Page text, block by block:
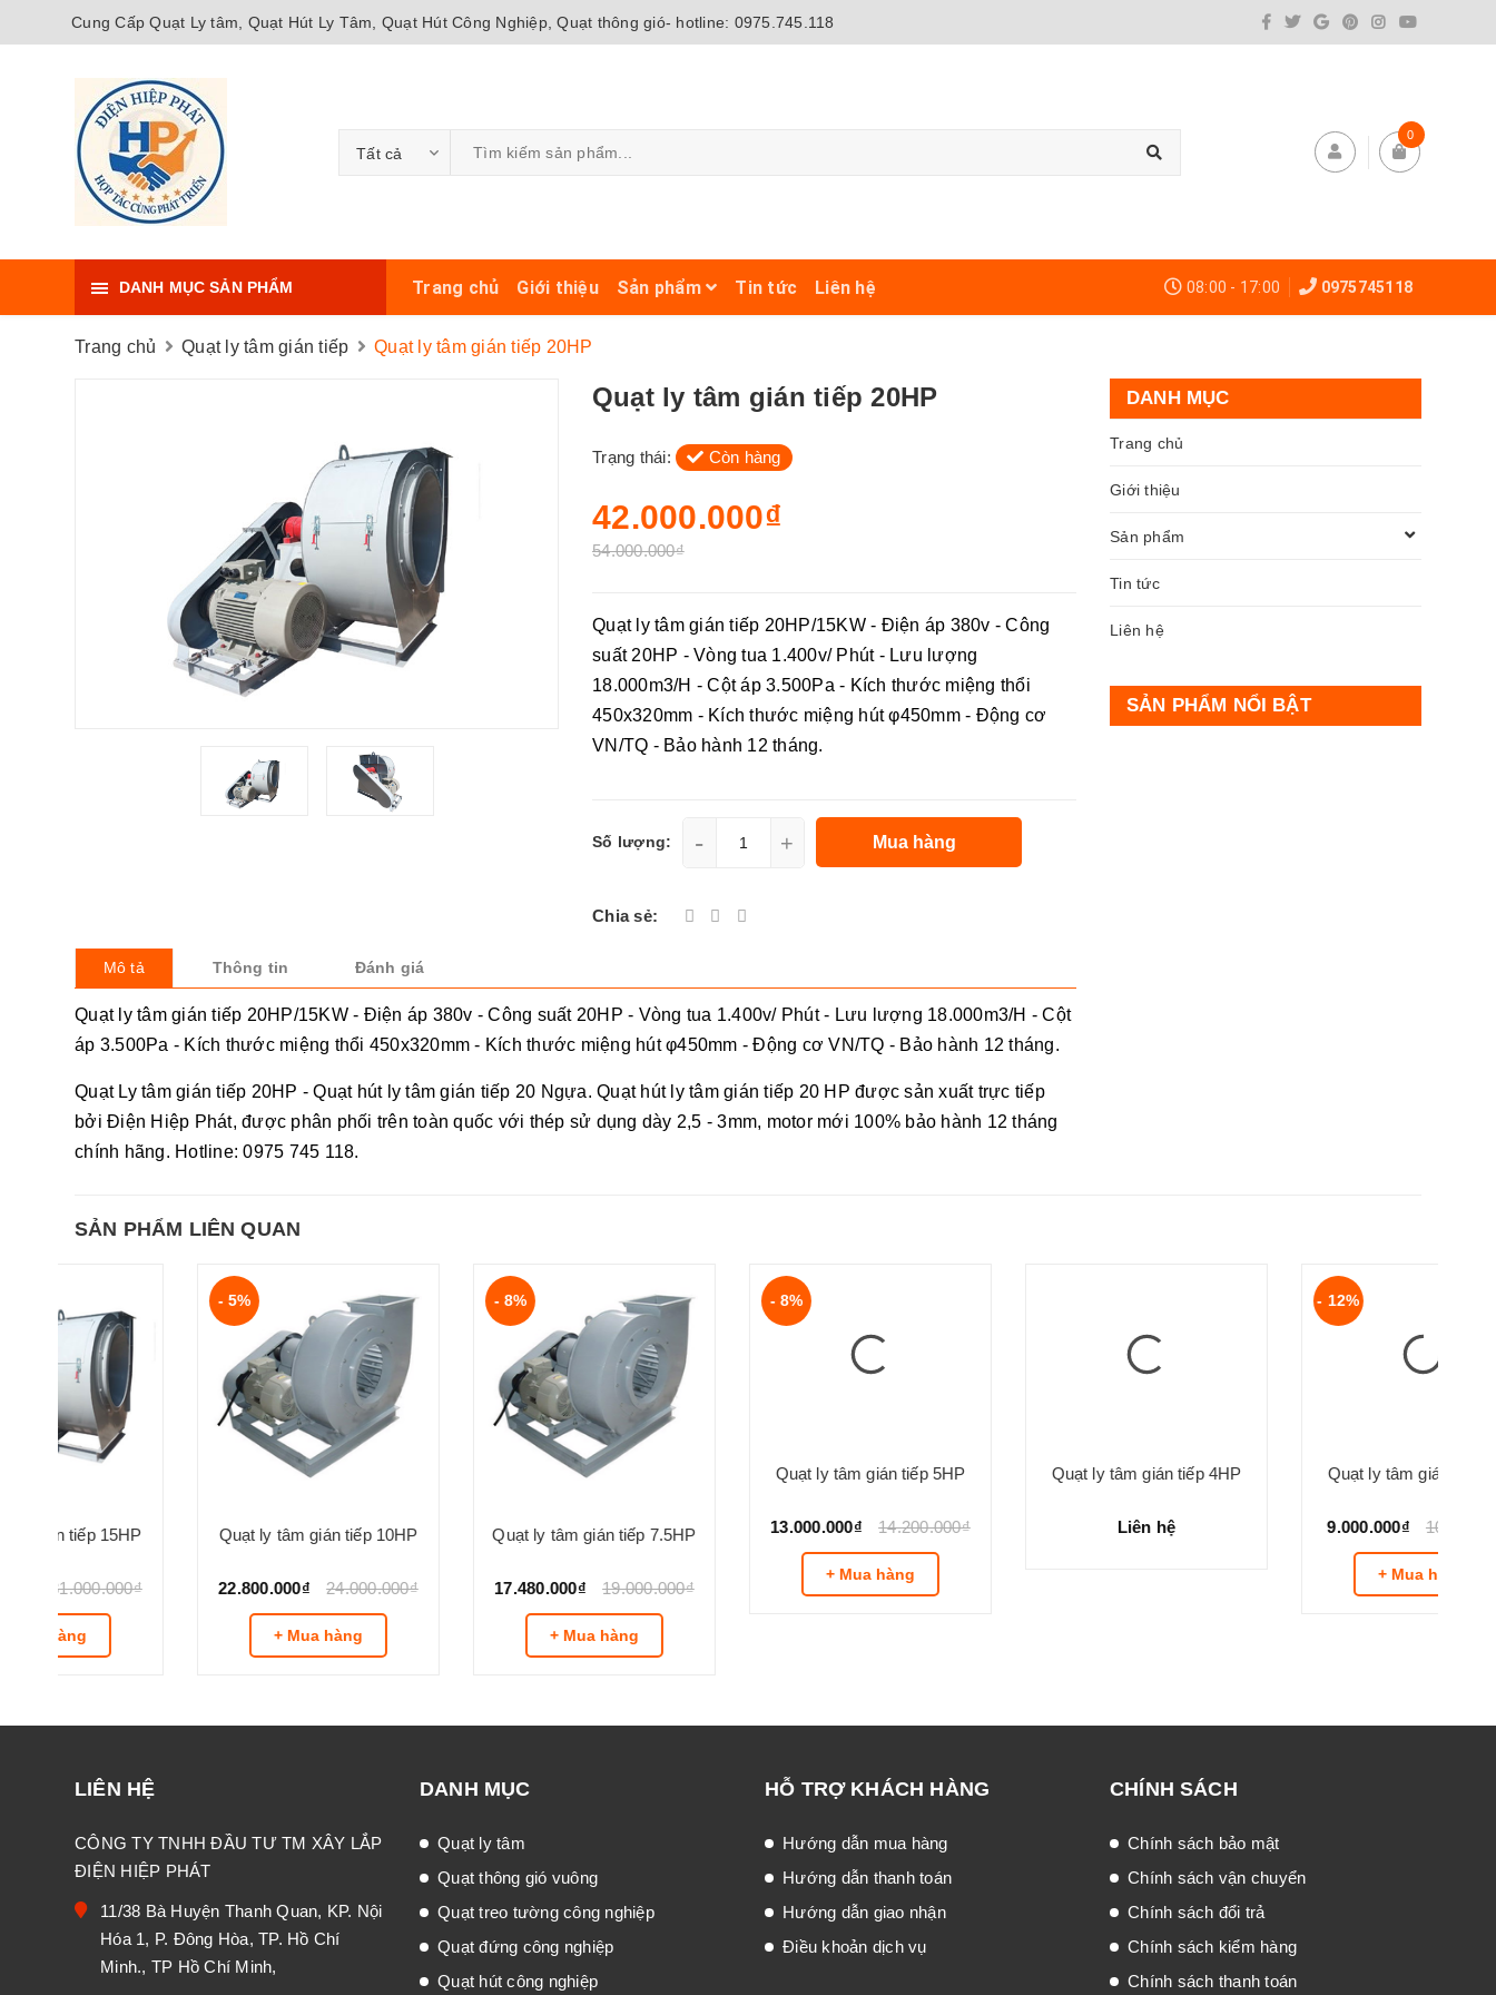
Cung Cấp Quạt Ly tâm, Quạt Hút Ly Tâm, Quạt Hút Công Nghiệp, Quạt thông gió- hotline: 0975.745.118
Tất cả
0
DANH MỤC SẢN PHẨM Trang chủ Giới thiệu Sản phẩm Tin tức Liên hệ 08:00 - 17:00 0975745118
Trang chủ Quạt ly tâm gián tiếp Quạt ly tâm gián tiếp 20HP
Quạt ly tâm gián tiếp 20HP
Trạng thái: Còn hàng
42.000.000₫
54.000.000₫
Quạt ly tâm gián tiếp 20HP/15KW - Điện áp 380v - Công
suất 20HP - Vòng tua 1.400v/ Phút - Lưu lượng
18.000m3/H - Cột áp 3.500Pa - Kích thước miệng thổi
450x320mm - Kích thước miệng hút φ450mm - Động cơ
VN/TQ - Bảo hành 12 tháng.
Số lượng: - + Mua hàng
Chia sẻ:
Mô tả Thông tin Đánh giá
Quạt ly tâm gián tiếp 20HP/15KW - Điện áp 380v - Công suất 20HP - Vòng tua 1.400v/ Phút - Lưu lượng 18.000m3/H - Cột
áp 3.500Pa - Kích thước miệng thổi 450x320mm - Kích thước miệng hút φ450mm - Động cơ VN/TQ - Bảo hành 12 tháng.
Quạt Ly tâm gián tiếp 20HP - Quạt hút ly tâm gián tiếp 20 Ngựa. Quạt hút ly tâm gián tiếp 20 HP được sản xuất trực tiếp
bởi Điện Hiệp Phát, được phân phối trên toàn quốc với thép sử dụng dày 2,5 - 3mm, motor mới 100% bảo hành 12 tháng
chính hãng. Hotline: 0975 745 118.
DANH MỤC
Trang chủ
Giới thiệu
Sản phẩm
Tin tức
Liên hệ
SẢN PHẨM NỔI BẬT
SẢN PHẨM LIÊN QUAN
Quạt ly tâm gián tiếp 10HP
22.800.000₫ 24.000.000₫
- 8%
Quạt ly tâm gián tiếp 7.5HP
17.480.000₫ 19.000.000₫
- 8%
Quạt ly tâm gián tiếp 5HP
13.000.000₫ 14.200.000₫
Quạt ly tâm gián tiếp 4HP Quạt ly tâm gián tiếp 3HP
10.200.000₫
LIÊN HỆ
CÔNG TY TNHH ĐẦU TƯ TM XÂY LẮP
ĐIỆN HIỆP PHÁT
11/38 Bà Huyện Thanh Quan, KP. Nội
Hóa 1, P. Đông Hòa, TP. Hồ Chí
Minh., TP Hồ Chí Minh,
DANH MỤC
Quạt ly tâm
Quạt thông gió vuông
Quạt treo tường công nghiệp
Quạt đứng công nghiệp
Quạt hút công nghiệp
HỖ TRỢ KHÁCH HÀNG
Hướng dẫn mua hàng
Hướng dẫn thanh toán
Hướng dẫn giao nhận
Điều khoản dịch vụ
CHÍNH SÁCH
Chính sách bảo mật
Chính sách vận chuyển
Chính sách đổi trả
Chính sách kiểm hàng
Chính sách thanh toán